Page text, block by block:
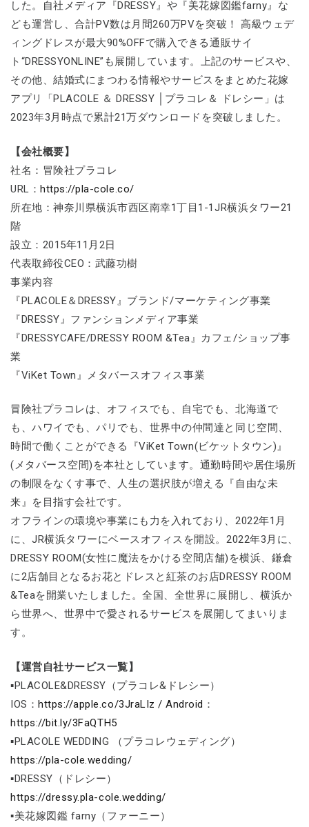
した。自社メディア『DRESSY』や『美花嫁図鑑farny』な
ども運営し、合計PV数は月間260万PVを突破！ 高級ウェデ
ィングドレスが最大90%OFFで購入できる通販サイ
ト“DRESSYONLINE”も展開しています。上記のサービスや、
その他、結婚式にまつわる情報やサービスをまとめた花嫁
アプリ「PLACOLE ＆ DRESSY │プラコレ＆ ドレシー」は
2023年3月時点で累計21万ダウンロードを突破しました。
【会社概要】
社名：冒険社プラコレ
URL：https://pla-cole.co/
所在地：神奈川県横浜市西区南幸1丁目1-1JR横浜タワー21
階
設立：2015年11月2日
代表取締役CEO：武藤功樹
事業内容
『PLACOLE＆DRESSY』ブランド/マーケティング事業
『DRESSY』ファンションメディア事業
『DRESSYCAFE/DRESSY ROOM &Tea』カフェ/ショップ事
業
『ViKet Town』メタバースオフィス事業
冒険社プラコレは、オフィスでも、自宅でも、北海道で
も、ハワイでも、パリでも、世界中の仲間達と同じ空間、
時間で働くことができる『ViKet Town(ビケットタウン)』
(メタバース空間)を本社としています。通勤時間や居住場所
の制限をなくす事で、人生の選択肢が増える『自由な未
来』を目指す会社です。
オフラインの環境や事業にも力を入れており、2022年1月
に、JR横浜タワーにベースオフィスを開設。2022年3月に、
DRESSY ROOM(女性に魔法をかける空間店舗)を横浜、鎌倉
に2店舗目となるお花とドレスと紅茶のお店DRESSY ROOM
&Teaを開業いたしました。全国、全世界に展開し、横浜か
ら世界へ、世界中で愛されるサービスを展開してまいりま
す。
【運営自社サービス一覧】
▪PLACOLE&DRESSY（プラコレ&ドレシー）
IOS：https://apple.co/3JraLIz / Android ：
https://bit.ly/3FaQTH5
▪PLACOLE WEDDING （プラコレウェディング）
https://pla-cole.wedding/
▪DRESSY（ドレシー）
https://dressy.pla-cole.wedding/
▪美花嫁図鑑 farny（ファーニー）